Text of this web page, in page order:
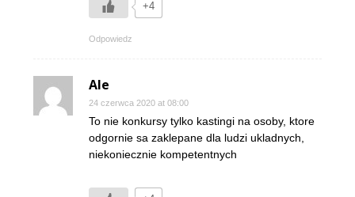
+4
Odpowiedz
Ale
24 czerwca 2020 at 08:00
To nie konkursy tylko kastingi na osoby, ktore
odgornie sa zaklepane dla ludzi ukladnych,
niekoniecznie kompetentnych